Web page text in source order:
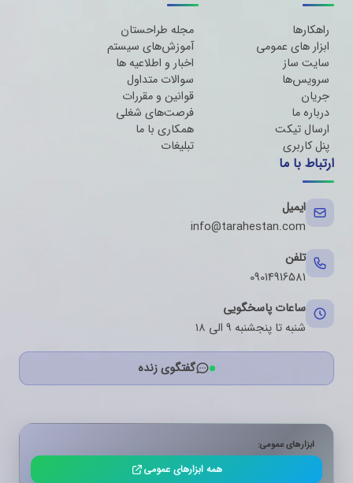
راهکارها
ابزار های عمومی
سایت ساز
سرویس‌ها
جریان
درباره ما
ارسال تیکت
پنل کاربری
مجله طراحستان
آموزش‌های سیستم
اخبار و اطلاعیه ها
سوالات متداول
قوانین و مقررات
فرصت‌های شغلی
همکاری با ما
تبلیغات
ارتباط با ما
ایمیل
info@tarahestan.com
تلفن
09014916581
ساعات پاسخگویی
شنبه تا پنجشنبه ۹ الی ۱۸
گفتگوی زنده
ابزارهای عمومی:
همه ابزارهای عمومی